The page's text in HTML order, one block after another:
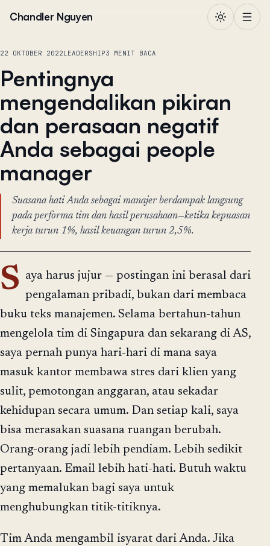
Chandler Nguyen
22 OKTOBER 2022LEADERSHIP3 MENIT BACA
Pentingnya
mengendalikan pikiran
dan perasaan negatif
Anda sebagai people
manager
Suasana hati Anda sebagai manajer berdampak langsung
pada performa tim dan hasil perusahaan—ketika kepuasan
kerja turun 1%, hasil keuangan turun 2,5%.
S aya harus jujur — postingan ini berasal dari
pengalaman pribadi, bukan dari membaca
buku teks manajemen. Selama bertahun-tahun
mengelola tim di Singapura dan sekarang di AS,
saya pernah punya hari-hari di mana saya
masuk kantor membawa stres dari klien yang
sulit, pemotongan anggaran, atau sekadar
kehidupan secara umum. Dan setiap kali, saya
bisa merasakan suasana ruangan berubah.
Orang-orang jadi lebih pendiam. Lebih sedikit
pertanyaan. Email lebih hati-hati. Butuh waktu
yang memalukan bagi saya untuk
menghubungkan titik-titiknya.
Tim Anda mengambil isyarat dari Anda. Jika